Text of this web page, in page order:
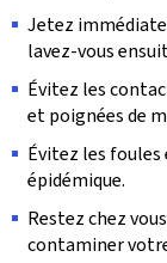
Jetez
lavez-vous
Évitez les
et poignées de
Évitez les
épidémique.
Restez chez
contaminer